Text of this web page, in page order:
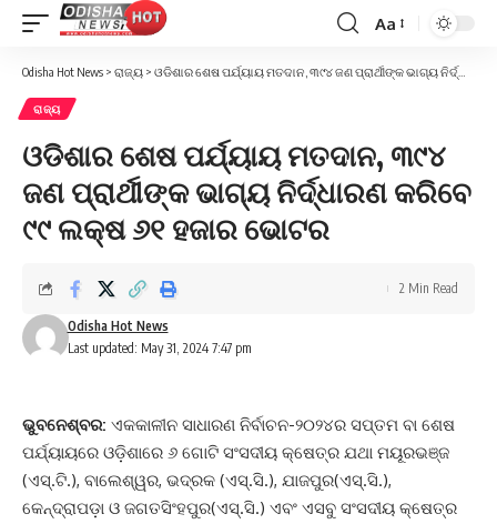
Font
Resizer
Aa
Odisha Hot News > ରାଜ୍ୟ > ଓଡିଶାର ଶେଷ ପର୍ଯ୍ୟାୟ ମତଦାନ, ୩୯୪ ଜଣ ପ୍ରାର୍ଥୀଙ୍କ ଭାଗ୍ୟ ନିର୍ଦ୍ଧାରଣ କରିବେ ୯୯ ଲକ୍ଷ ୬୧ ହଜାର ଭୋଟର
ରାଜ୍ୟ
ଓଡିଶାର ଶେଷ ପର୍ଯ୍ୟାୟ ମତଦାନ, ୩୯୪
ଜଣ ପ୍ରାର୍ଥୀଙ୍କ ଭାଗ୍ୟ ନିର୍ଦ୍ଧାରଣ କରିବେ
୯୯ ଲକ୍ଷ ୬୧ ହଜାର ଭୋଟର
Last updated: May 31, 2024 7:47 pm
Odisha Hot News
2 Min Read
ଭୁବନେଶ୍ବର: ଏକକାଳୀନ ସାଧାରଣ ନିର୍ବାଚନ-୨୦୨୪ର ସପ୍ତମ ବା ଶେଷ
ପର୍ଯ୍ୟାୟରେ ଓଡ଼ିଶାରେ ୬ ଗୋଟି ସଂସଦୀୟ କ୍ଷେତ୍ର ଯଥା ମୟୂରଭଞ୍ଜ
(ଏସ୍‌.ଟି.), ବାଲେଶ୍ୱର, ଭଦ୍ରକ (ଏସ୍‌.ସି.), ଯାଜପୁର(ଏସ୍‌.ସି.),
କେନ୍ଦ୍ରାପଡ଼ା ଓ ଜଗତସିଂହପୁର(ଏସ୍‌.ସି.) ଏବଂ ଏସବୁ ସଂସଦୀୟ କ୍ଷେତ୍ର